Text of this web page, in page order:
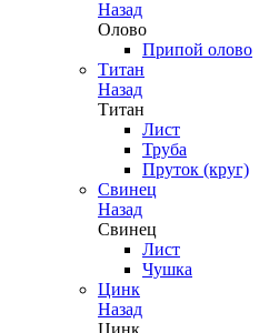
Назад
Олово
Припой олово
Титан
Назад
Титан
Лист
Труба
Пруток (круг)
Свинец
Назад
Свинец
Лист
Чушка
Цинк
Назад
Цинк